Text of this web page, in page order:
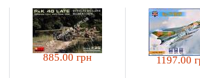
885.00 грн 1197.00 грн